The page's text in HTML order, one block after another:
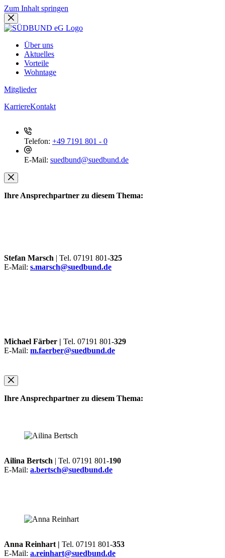
Zum Inhalt springen
Über uns
Aktuelles
Vorteile
Wohntage
Mitglieder
KarriereKontakt
Telefon: +49 7191 801 - 0
E-Mail: suedbund@suedbund.de
Ihre Ansprechpartner zu diesem Thema:
Stefan Marsch | Tel. 07191 801-325
E-Mail: s.marsch@suedbund.de
Michael Färber | Tel. 07191 801-329
E-Mail: m.faerber@suedbund.de
Ihre Ansprechpartner zu diesem Thema:
Ailina Bertsch | Tel. 07191 801-190
E-Mail: a.bertsch@suedbund.de
Anna Reinhart | Tel. 07191 801-353
E-Mail: a.reinhart@suedbund.de